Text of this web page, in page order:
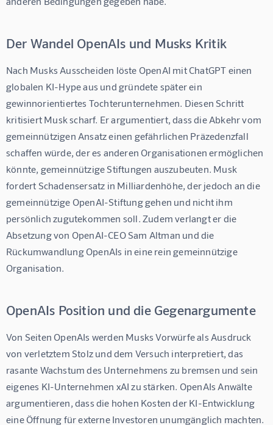
Der Wandel OpenAIs und Musks Kritik
Nach Musks Ausscheiden löste OpenAI mit ChatGPT einen
globalen KI-Hype aus und gründete später ein
gewinnorientiertes Tochterunternehmen. Diesen Schritt
kritisiert Musk scharf. Er argumentiert, dass die Abkehr vom
gemeinnützigen Ansatz einen gefährlichen Präzedenzfall
schaffen würde, der es anderen Organisationen ermöglichen
könnte, gemeinnützige Stiftungen auszubeuten. Musk
fordert Schadensersatz in Milliardenhöhe, der jedoch an die
gemeinnützige OpenAI-Stiftung gehen und nicht ihm
persönlich zugutekommen soll. Zudem verlangt er die
Absetzung von OpenAI-CEO Sam Altman und die
Rückumwandlung OpenAIs in eine rein gemeinnützige
Organisation.
OpenAIs Position und die Gegenargumente
Von Seiten OpenAIs werden Musks Vorwürfe als Ausdruck
von verletztem Stolz und dem Versuch interpretiert, das
rasante Wachstum des Unternehmens zu bremsen und sein
eigenes KI-Unternehmen xAI zu stärken. OpenAIs Anwälte
argumentieren, dass die hohen Kosten der KI-Entwicklung
eine Öffnung für externe Investoren unumgänglich machten.